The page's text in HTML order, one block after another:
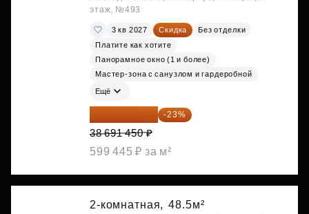
этаж, №493
3 кв 2027 Скидка
Без отделки
Платите как хотите
Панорамное окно (1 и более)
Мастер-зона с санузлом и гардеробной
Ещё
29 792 417 ₽ -23%
38 691 450 ₽
599 445 ₽ за м²
2-комнатная, 48.5м²